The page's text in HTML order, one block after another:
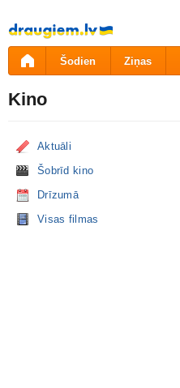
Pāriet
uz
saturu
Šodien Ziņas
Kino
Aktuāli
Šobrīd kino
Drīzumā
Visas filmas